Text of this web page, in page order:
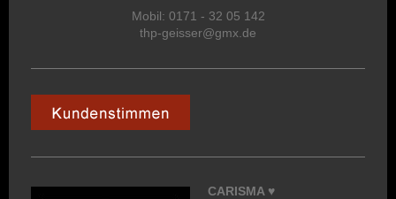
Mobil: 0171 - 32 05 142
thp-geisser@gmx.de
CARISMA ♥